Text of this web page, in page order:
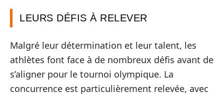
LEURS DÉFIS À RELEVER
Malgré leur détermination et leur talent, les
athlètes font face à de nombreux défis avant de
s’aligner pour le tournoi olympique. La
concurrence est particulièrement relevée, avec